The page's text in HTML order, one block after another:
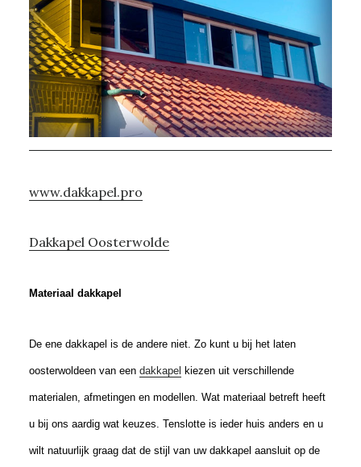
www.dakkapel.pro
Dakkapel Oosterwolde
Materiaal dakkapel
De ene dakkapel is de andere niet. Zo kunt u bij het laten
oosterwoldeen van een dakkapel kiezen uit verschillende
materialen, afmetingen en modellen. Wat materiaal betreft heeft
u bij ons aardig wat keuzes. Tenslotte is ieder huis anders en u
wilt natuurlijk graag dat de stijl van uw dakkapel aansluit op de